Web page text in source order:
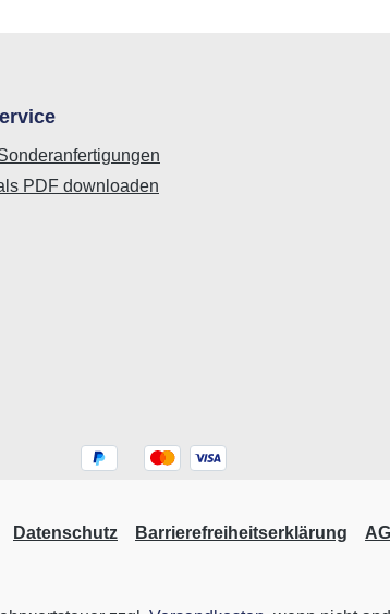
PDF downloaden
Datenschutz Barrierefreiheitserklärung